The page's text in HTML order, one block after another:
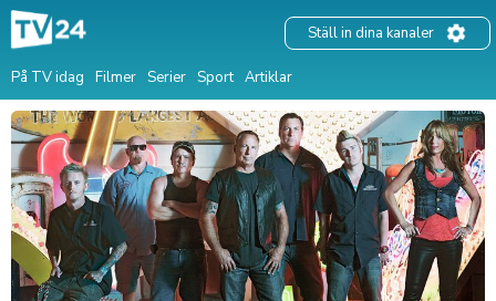
På TV idag Filmer Serier Sport Artiklar
Ställ in dina kanaler